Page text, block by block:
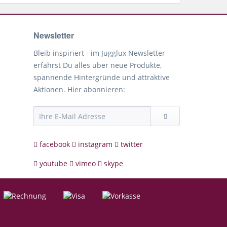
Newsletter
Bleib inspiriert - im Jugglux Newsletter
erfährst Du alles über neue Produkte,
spannende Hintergründe und attraktive
Aktionen. Hier abonnieren:
facebook instagram
twitter
youtube
vimeo skype